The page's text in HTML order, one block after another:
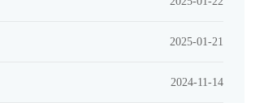
2025-01-21
2024-11-14